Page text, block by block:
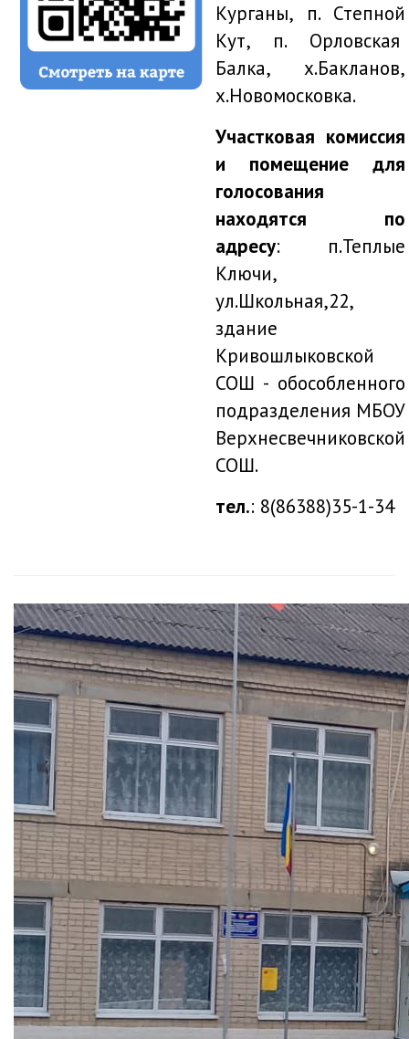
Курганы, п. Степной
Кут, п. Орловская
Балка, х.Бакланов,
х.Новомосковка.
Участковая комиссия
и помещение для
голосования
находятся по
адресу: п.Теплые
Ключи,
ул.Школьная,22,
здание
Кривошлыковской
СОШ - обособленного
подразделения МБОУ
Верхнесвечниковской
СОШ.
тел.: 8(86388)35-1-34